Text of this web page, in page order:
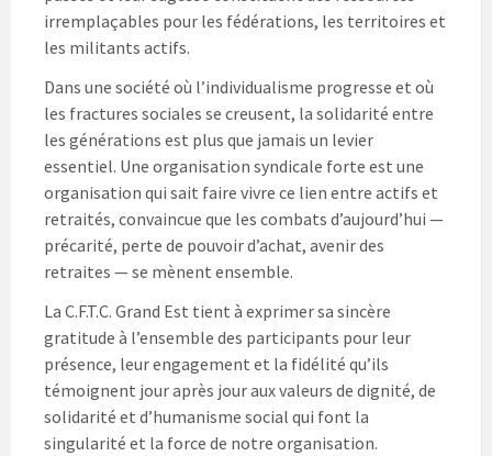
irremplaçables pour les fédérations, les territoires et
les militants actifs.
Dans une société où l’individualisme progresse et où
les fractures sociales se creusent, la solidarité entre
les générations est plus que jamais un levier
essentiel. Une organisation syndicale forte est une
organisation qui sait faire vivre ce lien entre actifs et
retraités, convaincue que les combats d’aujourd’hui —
précarité, perte de pouvoir d’achat, avenir des
retraites — se mènent ensemble.
La C.F.T.C. Grand Est tient à exprimer sa sincère
gratitude à l’ensemble des participants pour leur
présence, leur engagement et la fidélité qu’ils
témoignent jour après jour aux valeurs de dignité, de
solidarité et d’humanisme social qui font la
singularité et la force de notre organisation.